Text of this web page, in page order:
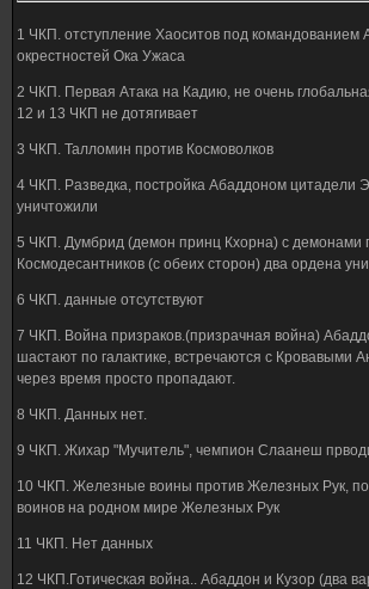
1 ЧКП. отступление Хаоситов под командованием
окрестностей Ока Ужаса
2 ЧКП. Первая Атака на Кадию, не очень
12 и 13 ЧКП не дотягивает
3 ЧКП. Талломин против Космоволков
4 ЧКП. Разведка, постройка Абаддоном цитадели
уничтожили
5 ЧКП. Думбрид (демон принц Кхорна) с демонами
Космодесантников (с обеих сторон) два ордена
6 ЧКП. данные отсутствуют
7 ЧКП. Война призраков.(призрачная война)
шастают по галактике, встречаются с Кровавыми
через время просто пропадают.
8 ЧКП. Данных нет.
9 ЧКП. Жихар "Мучитель", чемпион Слаанеш
10 ЧКП. Железные воины против Железных Рук,
воинов на родном мире Железных Рук
11 ЧКП. Нет данных
12 ЧКП.Готическая война.. Абаддон и Кузор (два